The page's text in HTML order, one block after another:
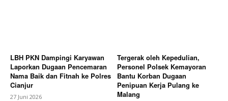
LBH PKN Dampingi Karyawan
Laporkan Dugaan Pencemaran
Nama Baik dan Fitnah ke Polres
Cianjur
27 Juni 2026
Tergerak oleh Kepedulian,
Personel Polsek Kemayoran
Bantu Korban Dugaan
Penipuan Kerja Pulang ke
Malang